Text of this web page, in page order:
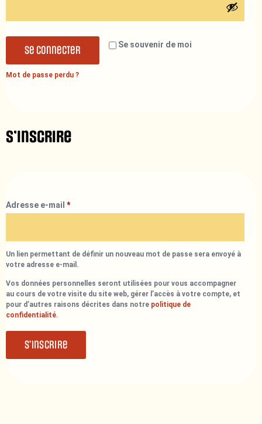
Se souvenir de moi
Se connecter
Mot de passe perdu ?
S’inscrire
Adresse e-mail *
Un lien permettant de définir un nouveau mot de passe sera envoyé à
votre adresse e-mail.
Vos données personnelles seront utilisées pour vous accompagner
au cours de votre visite du site web, gérer l’accès à votre compte, et
pour d’autres raisons décrites dans notre politique de
confidentialité.
S’inscrire